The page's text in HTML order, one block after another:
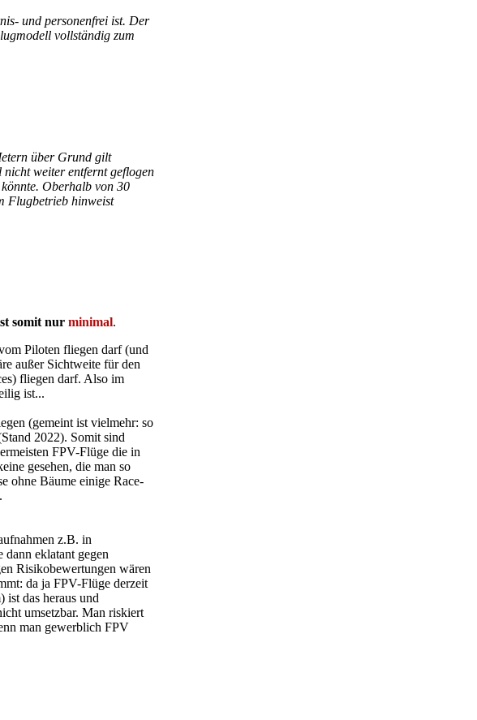
und personenfrei ist. Der
vollständig zum
über Grund gilt
weiter entfernt geflogen
Oberhalb von 30
Flugbetrieb hinweist
somit nur minimal.
Piloten fliegen darf (und
außer Sichtweite für den
fliegen darf. Also im
ist...
(gemeint ist vielmehr: so
2022). Somit sind
FPV-Flüge die in
gesehen, die man so
ohne Bäume einige Race-
z.B. in
eklatant gegen
Risikobewertungen wären
da ja FPV-Flüge derzeit
das heraus und
umsetzbar. Man riskiert
man gewerblich FPV